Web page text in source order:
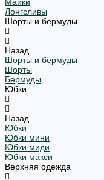
Лонгсливы
Шорты и бермуды
Назад
Шорты и бермуды
Шорты
Бермуды
Юбки
Назад
Юбки
Юбки мини
Юбки миди
Юбки макси
Верхняя одежда